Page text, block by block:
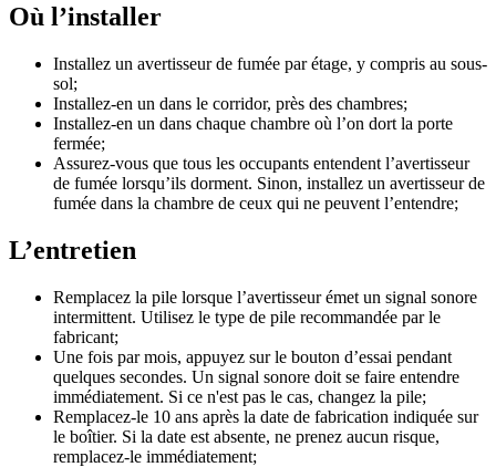
Où l’installer
Installez un avertisseur de fumée par étage, y compris au sous-
sol;
Installez-en un dans le corridor, près des chambres;
Installez-en un dans chaque chambre où l’on dort la porte
fermée;
Assurez-vous que tous les occupants entendent l’avertisseur
de fumée lorsqu’ils dorment. Sinon, installez un avertisseur de
fumée dans la chambre de ceux qui ne peuvent l’entendre;
L’entretien
Remplacez la pile lorsque l’avertisseur émet un signal sonore
intermittent. Utilisez le type de pile recommandée par le
fabricant;
Une fois par mois, appuyez sur le bouton d’essai pendant
quelques secondes. Un signal sonore doit se faire entendre
immédiatement. Si ce n'est pas le cas, changez la pile;
Remplacez-le 10 ans après la date de fabrication indiquée sur
le boîtier. Si la date est absente, ne prenez aucun risque,
remplacez-le immédiatement;